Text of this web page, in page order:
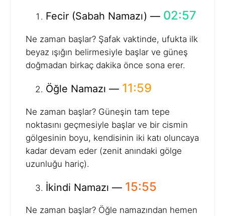
Fecir (Sabah Namazı) — 02:57
Ne zaman başlar? Şafak vaktinde, ufukta ilk
beyaz ışığın belirmesiyle başlar ve güneş
doğmadan birkaç dakika önce sona erer.
Öğle Namazı — 11:59
Ne zaman başlar? Güneşin tam tepe
noktasını geçmesiyle başlar ve bir cismin
gölgesinin boyu, kendisinin iki katı oluncaya
kadar devam eder (zenit anındaki gölge
uzunluğu hariç).
İkindi Namazı — 15:55
Ne zaman başlar? Öğle namazından hemen